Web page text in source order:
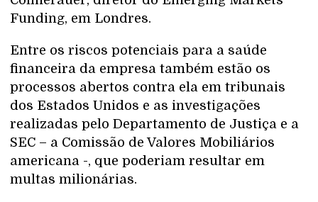
Funding, em Londres.
Entre os riscos potenciais para a saúde
financeira da empresa também estão os
processos abertos contra ela em tribunais
dos Estados Unidos e as investigações
realizadas pelo Departamento de Justiça e a
SEC – a Comissão de Valores Mobiliários
americana -, que poderiam resultar em
multas milionárias.